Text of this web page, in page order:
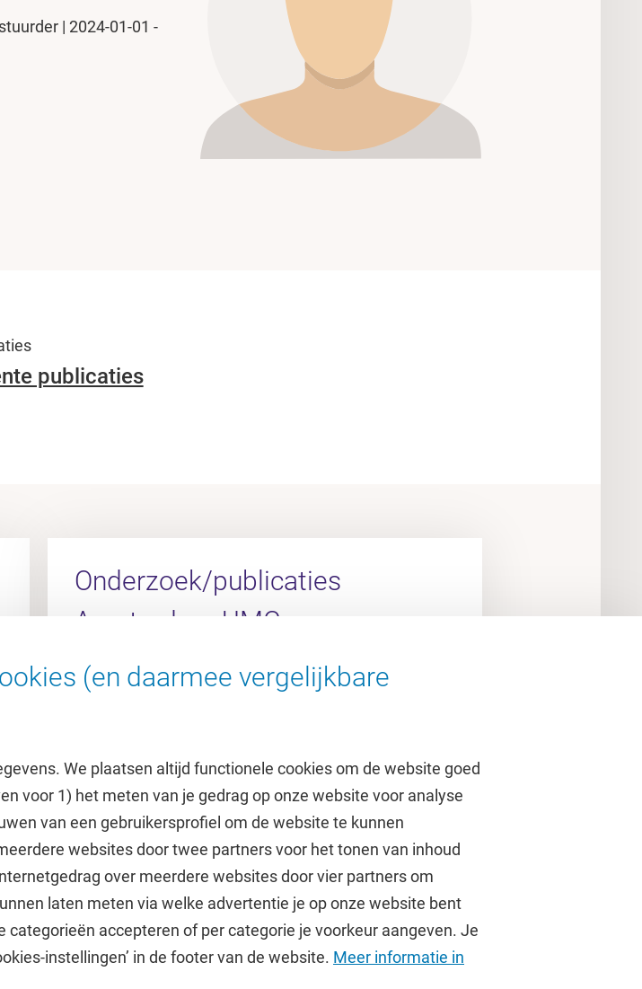
| 2024-01-01 -
publicaties
Onderzoek/publicaties
Amsterdam UMC
Ga naar de AUMC Research Portal
(en daarmee vergelijkbare
We plaatsen altijd functionele cookies om de website goed
voor 1) het meten van je gedrag op onze website voor analyse
van een gebruikersprofiel om de website te kunnen
websites door twee partners voor het tonen van inhoud
over meerdere websites door vier partners om
laten meten via welke advertentie je op onze website bent
accepteren of per categorie je voorkeur aangeven. Je
instellingen’ in de footer van de website. Meer informatie in
Uitgelicht
Doneer aan het VUfonds
VU Magazine
Over de VU
Contact en route
Werken bij de VU